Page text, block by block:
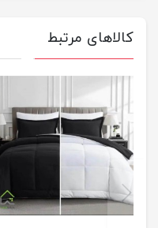
کالاهای مرتبط
previus